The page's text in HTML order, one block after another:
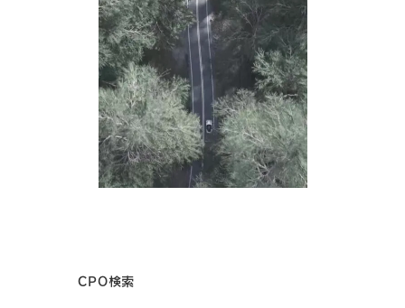
CPO検索